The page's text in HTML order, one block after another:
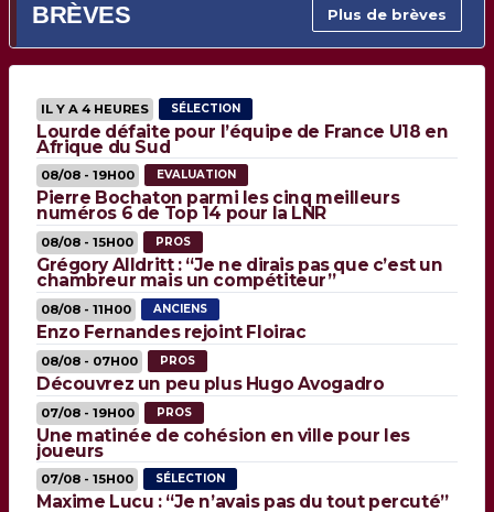
BRÈVES Plus de brèves
IL Y A 4 HEURES SÉLECTION
Lourde défaite pour l’équipe de France U18 en
Afrique du Sud
08/08 - 19H00 EVALUATION
Pierre Bochaton parmi les cinq meilleurs
numéros 6 de Top 14 pour la LNR
08/08 - 15H00 PROS
Grégory Alldritt : “Je ne dirais pas que c’est un
chambreur mais un compétiteur”
08/08 - 11H00 ANCIENS
Enzo Fernandes rejoint Floirac
08/08 - 07H00 PROS
Découvrez un peu plus Hugo Avogadro
07/08 - 19H00 PROS
Une matinée de cohésion en ville pour les
joueurs
07/08 - 15H00 SÉLECTION
Maxime Lucu : “Je n’avais pas du tout percuté”